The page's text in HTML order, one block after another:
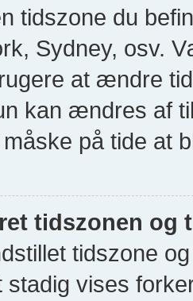
tidszone du
Sydney, osv.
at ændre
kan ændres af
på tide at
tidszonen og
tidszone
vises